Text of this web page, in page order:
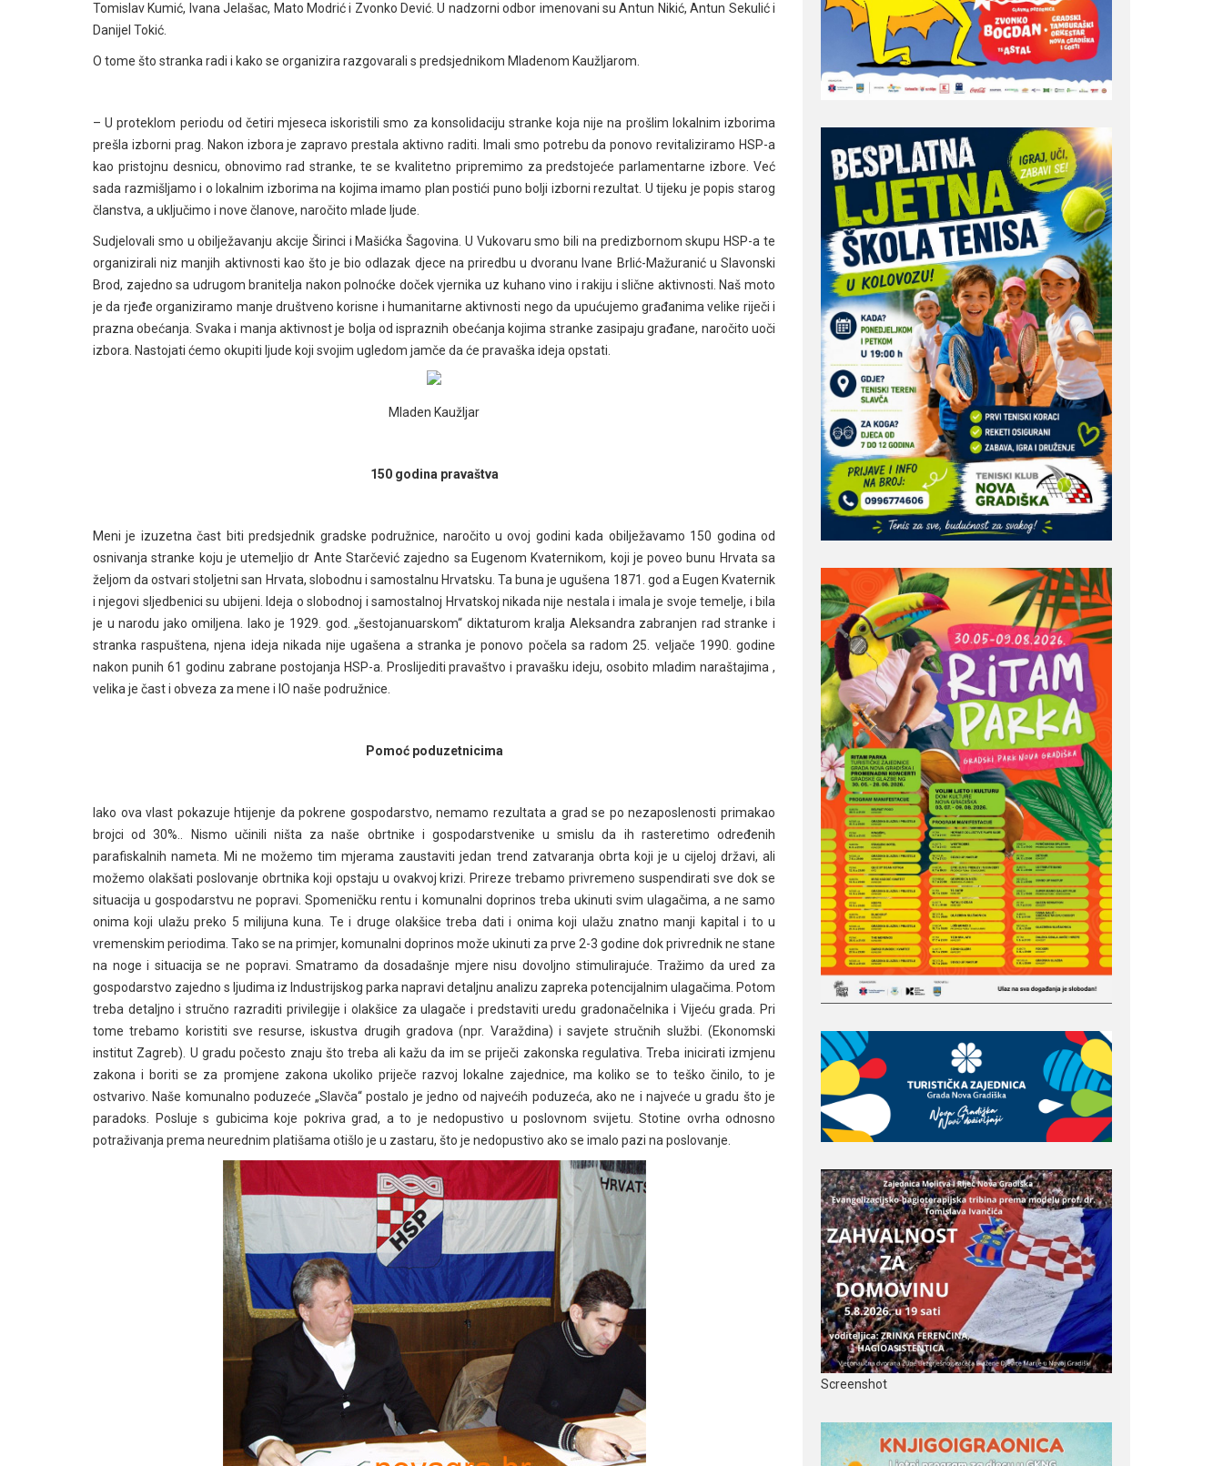
Tomislav Kumić, Ivana Jelašac, Mato Modrić i Zvonko Dević. U nadzorni odbor imenovani su Antun Nikić, Antun Sekulić i
Danijel Tokić.
O tome što stranka radi i kako se organizira razgovarali s predsjednikom Mladenom Kaužljarom.
– U proteklom periodu od četiri mjeseca iskoristili smo za konsolidaciju stranke koja nije na prošlim lokalnim izborima
prešla izborni prag. Nakon izbora je zapravo prestala aktivno raditi. Imali smo potrebu da ponovo revitaliziramo HSP-a
kao pristojnu desnicu, obnovimo rad stranke, te se kvalitetno pripremimo za predstojeće parlamentarne izbore. Već
sada razmišljamo i o lokalnim izborima na kojima imamo plan postići puno bolji izborni rezultat. U tijeku je popis starog
članstva, a uključimo i nove članove, naročito mlade ljude.
Sudjelovali smo u obilježavanju akcije Širinci i Mašićka Šagovina. U Vukovaru smo bili na predizbornom skupu HSP-a te
organizirali niz manjih aktivnosti kao što je bio odlazak djece na priredbu u dvoranu Ivane Brlić-Mažuranić u Slavonski
Brod, zajedno sa udrugom branitelja nakon polnoćke doček vjernika uz kuhano vino i rakiju i slične aktivnosti. Naš moto
je da rjeđe organiziramo manje društveno korisne i humanitarne aktivnosti nego da upućujemo građanima velike riječi i
prazna obećanja. Svaka i manja aktivnost je bolja od ispraznih obećanja kojima stranke zasipaju građane, naročito uoči
izbora. Nastojati ćemo okupiti ljude koji svojim ugledom jamče da će pravaška ideja opstati.
Mladen Kaužljar
150 godina pravaštva
Meni je izuzetna čast biti predsjednik gradske podružnice, naročito u ovoj godini kada obilježavamo 150 godina od
osnivanja stranke koju je utemeljio dr Ante Starčević zajedno sa Eugenom Kvaternikom, koji je poveo bunu Hrvata sa
željom da ostvari stoljetni san Hrvata, slobodnu i samostalnu Hrvatsku. Ta buna je ugušena 1871. god a Eugen Kvaternik
i njegovi sljedbenici su ubijeni. Ideja o slobodnoj i samostalnoj Hrvatskoj nikada nije nestala i imala je svoje temelje, i bila
je u narodu jako omiljena. Iako je 1929. god. „šestojanuarskom“ diktaturom kralja Aleksandra zabranjen rad stranke i
stranka raspuštena, njena ideja nikada nije ugašena a stranka je ponovo počela sa radom 25. veljače 1990. godine
nakon punih 61 godinu zabrane postojanja HSP-a. Proslijediti pravaštvo i pravašku ideju, osobito mladim naraštajima ,
velika je čast i obveza za mene i IO naše podružnice.
Pomoć poduzetnicima
Iako ova vlast pokazuje htijenje da pokrene gospodarstvo, nemamo rezultata a grad se po nezaposlenosti primakao
brojci od 30%.. Nismo učinili ništa za naše obrtnike i gospodarstvenike u smislu da ih rasteretimo određenih
parafiskalnih nameta. Mi ne možemo tim mjerama zaustaviti jedan trend zatvaranja obrta koji je u cijeloj državi, ali
možemo olakšati poslovanje obrtnika koji opstaju u ovakvoj krizi. Prireze trebamo privremeno suspendirati sve dok se
situacija u gospodarstvu ne popravi. Spomeničku rentu i komunalni doprinos treba ukinuti svim ulagačima, a ne samo
onima koji ulažu preko 5 milijuna kuna. Te i druge olakšice treba dati i onima koji ulažu znatno manji kapital i to u
vremenskim periodima. Tako se na primjer, komunalni doprinos može ukinuti za prve 2-3 godine dok privrednik ne stane
na noge i situacija se ne popravi. Smatramo da dosadašnje mjere nisu dovoljno stimulirajuće. Tražimo da ured za
gospodarstvo zajedno s ljudima iz Industrijskog parka napravi detaljnu analizu zapreka potencijalnim ulagačima. Potom
treba detaljno i stručno razraditi privilegije i olakšice za ulagače i predstaviti uredu gradonačelnika i Vijeću grada. Pri
tome trebamo koristiti sve resurse, iskustva drugih gradova (npr. Varaždina) i savjete stručnih službi. (Ekonomski
institut Zagreb). U gradu počesto znaju što treba ali kažu da im se priječi zakonska regulativa. Treba inicirati izmjenu
zakona i boriti se za promjene zakona ukoliko priječe razvoj lokalne zajednice, ma koliko se to teško činilo, to je
ostvarivo. Naše komunalno poduzeće „Slavča“ postalo je jedno od najvećih poduzeća, ako ne i najveće u gradu što je
paradoks. Posluje s gubicima koje pokriva grad, a to je nedopustivo u poslovnom svijetu. Stotine ovrha odnosno
potraživanja prema neurednim platišama otišlo je u zastaru, što je nedopustivo ako se imalo pazi na poslovanje.
Screenshot